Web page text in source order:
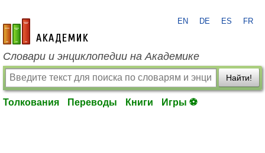
academic.ru
EN DE ES FR
Словари и энциклопедии на Академике
Найти!
Толкования Переводы Книги Игры ⚽